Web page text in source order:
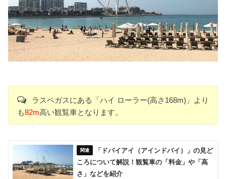
ラスベガスにある「ハイ ローラー(高さ168m)」より
も82m高い観覧車となります。
「ドバイアイ（アインドバイ）」の見ど
ころについて解説！観覧車の「料金」や「高
さ」などを紹介